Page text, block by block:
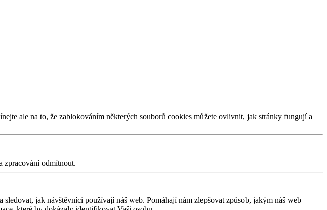
ale na to, že zablokováním některých souborů cookies můžete ovlivnit, jak stránky fungují a
zpracování odmítnout.
jak návštěvníci používají náš web. Pomáhají nám zlepšovat způsob, jakým náš web